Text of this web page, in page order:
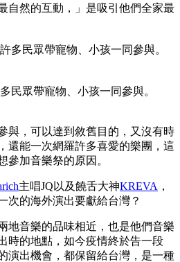
自然的互動，」是吸引他們全家最
民眾帶寵物、小孩一同參與。
與，可以達到敘舊目的，又沒有時
還能一次網羅許多喜愛的樂團，這
參加音樂祭的原因。
主唱JQ以及饒舌大神KREVA ，
次的海外演出要獻給台灣？
地音樂的品味相近，也是他們音樂
時的地點，如今疫情終於告一段
演出機會，都保留給台灣，是一種